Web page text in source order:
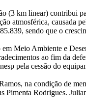
(3 km linear) contribui
atmosférica,
sendo que o
Meio Ambiente e
ao fim da
pela cessão do
na condição de
Rodrigues.